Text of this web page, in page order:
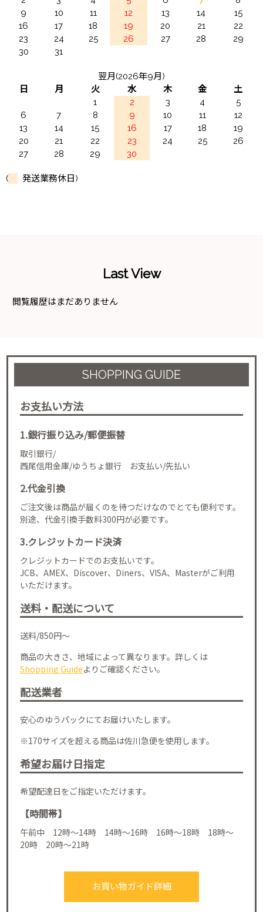
9
10 11 12 13 14
15
16
17 18 19 20 21
22
23
24 25 26 27 28
29
30
31
翌月(2026年9月)
日
月 火 水 木 金
土
1
2 3 4
5
6
7 8 9 10 11
12
13
14 15 16 17 18
19
20
21 22 23 24 25
26
27
28 29 30
( 発送業務休日)
Last View
閲覧履歴はまだありません
SHOPPING GUIDE
お支払い方法
1.銀行振り込み/郵便振替
取引銀行/
西尾信用金庫/ゆうちょ銀行 お支払い/先払い
2.代金引換
ご注文後は商品が届くのを待つだけなのでとても便利です。
別途、代金引換手数料300円が必要です。
3.クレジットカード決済
クレジットカードでのお支払いです。
JCB、AMEX、Discover、Diners、VISA、Masterがご利用
いただけます。
送料・配送について
送料/850円～
商品の大きさ、地域によって異なります。詳しくは
Shopping Guideよりご確認ください。
配送業者
安心のゆうパックにてお届けいたします。
※170サイズを超える商品は佐川急便を使用します。
希望お届け日指定
希望配達日をご指定いただけます。
【時間帯】
午前中 12時～14時 14時～16時 16時～18時 18時～
20時 20時～21時
お買い物ガイド詳細